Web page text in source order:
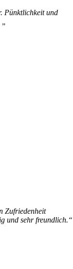
Pünktlichkeit und
Zufriedenheit
und sehr freundlich.“